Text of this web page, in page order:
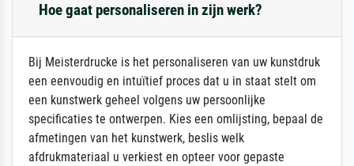
Hoe gaat personaliseren in zijn werk?
Bij Meisterdrucke is het personaliseren van uw kunstdruk
een eenvoudig en intuïtief proces dat u in staat stelt om
een kunstwerk geheel volgens uw persoonlijke
specificaties te ontwerpen. Kies een omlijsting, bepaal de
afmetingen van het kunstwerk, beslis welk
afdrukmateriaal u verkiest en opteer voor gepaste